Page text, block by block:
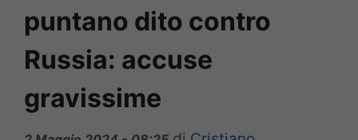
puntano dito contro
Russia: accuse
gravissime